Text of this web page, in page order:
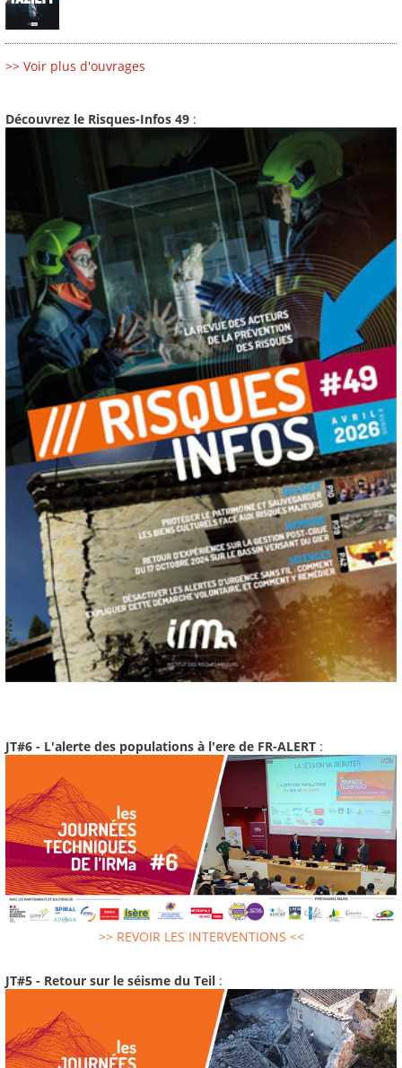
>> Voir plus d'ouvrages
Découvrez le Risques-Infos 49 :
JT#6 - L'alerte des populations à l'ere de FR-ALERT :
>> REVOIR LES INTERVENTIONS <<
JT#5 - Retour sur le séisme du Teil :